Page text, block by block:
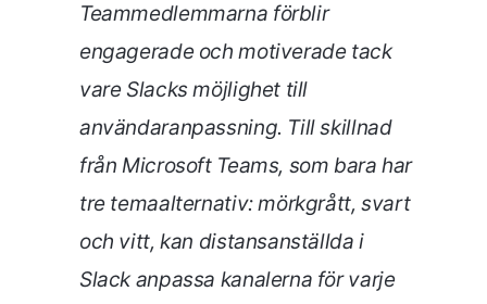
Teammedlemmarna förblir
engagerade och motiveradetack
vare Slacks möjlighet till
användaranpassning. Till skillnad
från Microsoft Teams, som bara har
tre temaalternativ: mörkgrått, svart
och vitt, kan distansanställda i
Slack anpassa kanalerna för varje